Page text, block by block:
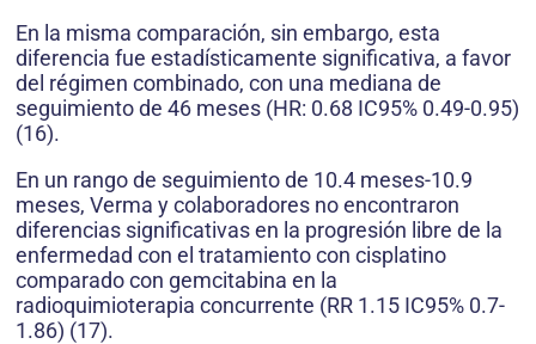
En la misma comparación, sin embargo, esta
diferencia fue estadísticamente significativa, a favor
del régimen combinado, con una mediana de
seguimiento de 46 meses (HR: 0.68 IC95% 0.49-0.95)
(16).
En un rango de seguimiento de 10.4 meses-10.9
meses, Verma y colaboradores no encontraron
diferencias significativas en la progresión libre de la
enfermedad con el tratamiento con cisplatino
comparado con gemcitabina en la
radioquimioterapia concurrente (RR 1.15 IC95% 0.7-
1.86) (17).